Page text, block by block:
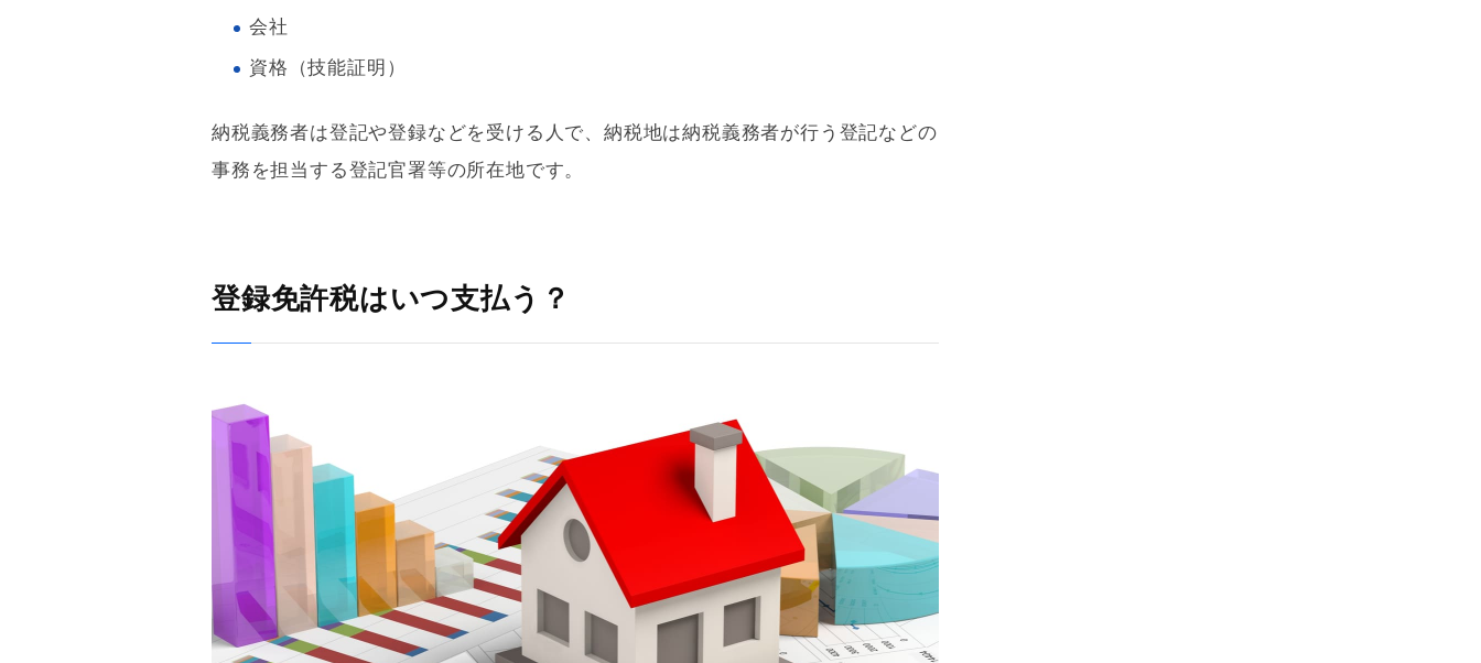
会社
資格（技能証明）
納税義務者は登記や登録などを受ける人で、納税地は納税義務者が行う登記などの
事務を担当する登記官署等の所在地です。
登録免許税はいつ支払う？